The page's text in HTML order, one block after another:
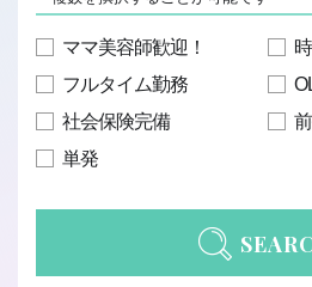
ママ美容師歓迎！
フルタイム勤務
社会保険完備
単発